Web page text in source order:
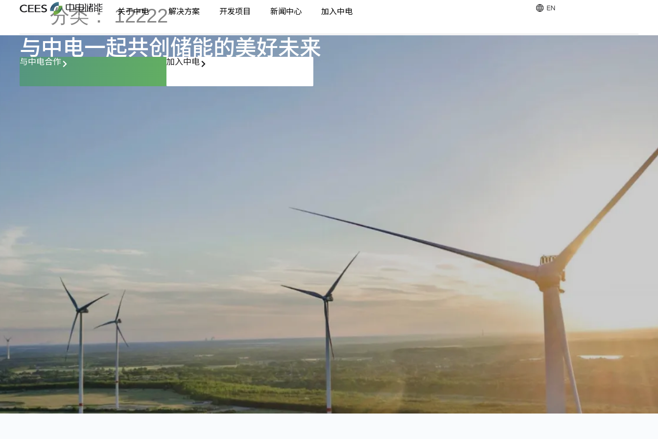
关于中电 解决方案 开发项目 新闻中心 加入中电
分类： 12222
与中电一起共创储能的美好未来
与中电合作 加入中电